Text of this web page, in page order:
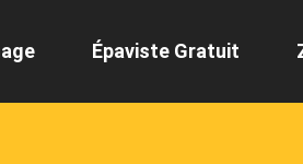
Épaviste Gratuit